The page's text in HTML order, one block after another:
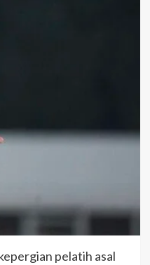
pelatih asal